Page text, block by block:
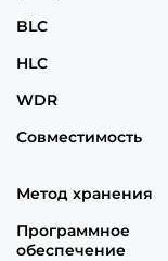
BLC
HLC
WDR
Совместимость
Метод хранения
Программное
обеспечение